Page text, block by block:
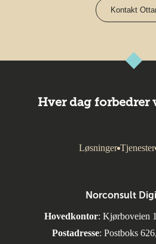
Kontakt
Hver dag forbedrer
Løsninger Tjenester
Norconsult
Hovedkontor: Kjørboveien
Postadresse: Postboks